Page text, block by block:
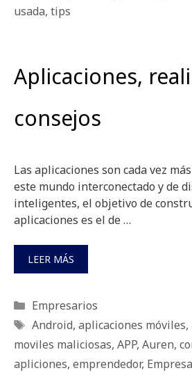
usada, tips
Aplicaciones,
consejos
Las aplicaciones son cada vez
este mundo interconectado y de
inteligentes, el objetivo de
aplicaciones es el de …
LEER MÁS
Categorías
Empresarios
Etiquetas
Android, aplicaciones móviles,
moviles maliciosas, APP, Auren,
apliciones, emprendedor,